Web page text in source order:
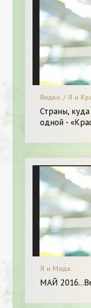
Видео. / Я и
Страны,
одной -
Я и Мода.
МАЙ